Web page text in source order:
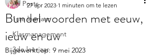
All Posts
1ste leerjaar
Klasmanagement
3de leerjaar
Bundel woorden met eeuw,
ieuw en uw
27 apr 2023 1 minuten om te lezen
Bijgewerkt op: 9 mei 2023